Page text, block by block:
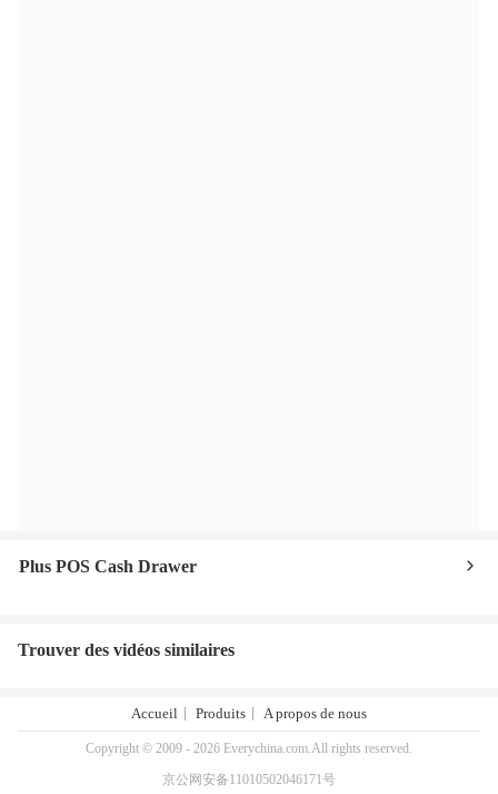
Plus POS Cash Drawer
Trouver des vidéos similaires
Accueil Produits A propos de nous
Copyright © 2009 - 2026 Everychina.com.All rights reserved.
京公网安备11010502046171号